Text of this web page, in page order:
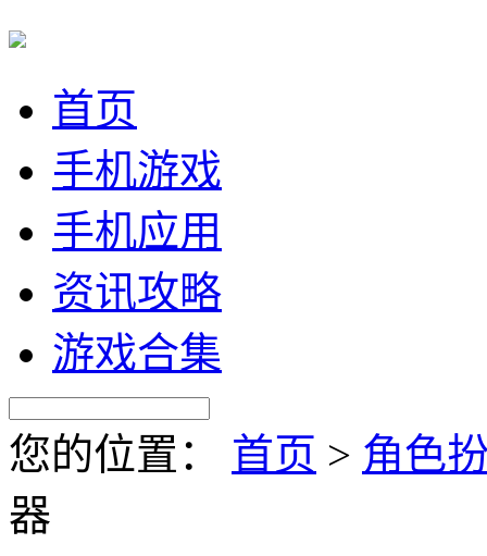
首页
手机游戏
手机应用
资讯攻略
游戏合集
您的位置： 首页 > 角色
器